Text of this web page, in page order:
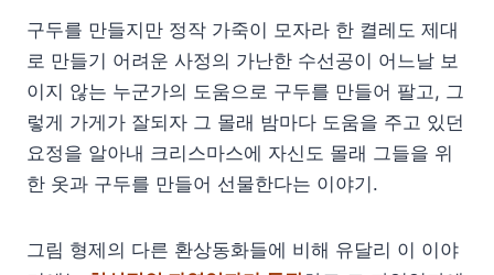
구두를 만들지만 정작 가죽이 모자라 한 켤레도 제대
로 만들기 어려운 사정의 가난한 수선공이 어느날 보
이지 않는 누군가의 도움으로 구두를 만들어 팔고, 그
렇게 가게가 잘되자 그 몰래 밤마다 도움을 주고 있던
요정을 알아내 크리스마스에 자신도 몰래 그들을 위
한 옷과 구두를 만들어 선물한다는 이야기.
그림 형제의 다른 환상동화들에 비해 유달리 이 이야